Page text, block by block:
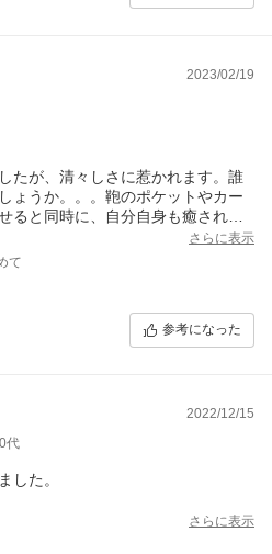
2023/02/19
たが、清々しさに惹かれます。誰
ょうか。。。鞄のポケットやカー
ると同時に、自分自身も癒されま
くなりしだいリピートするつもり
さらに表示
て
参考になった
2022/12/15
代
した。
さらに表示